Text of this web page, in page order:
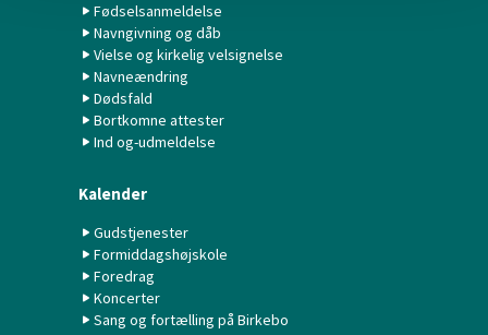
Fødselsanmeldelse
Navngivning og dåb
Vielse og kirkelig velsignelse
Navneændring
Dødsfald
Bortkomne attester
Ind og-udmeldelse
Kalender
Gudstjenester
Formiddagshøjskole
Foredrag
Koncerter
Sang og fortælling på Birkebo